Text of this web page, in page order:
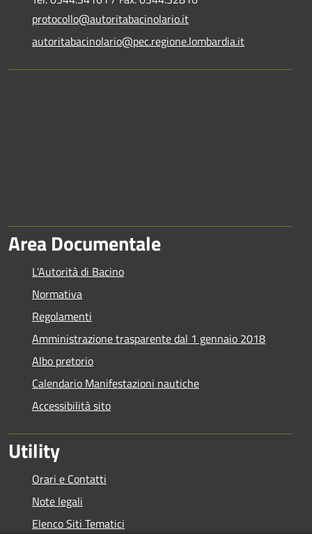
protocollo@autoritabacinolario.it
autoritabacinolario@pec.regione.lombardia.it
Area Documentale
L'Autorità di Bacino
Normativa
Regolamenti
Amministrazione trasparente dal 1 gennaio 2018
Albo pretorio
Calendario Manifestazioni nautiche
Accessibilità sito
Utility
Orari e Contatti
Note legali
Elenco Siti Tematici